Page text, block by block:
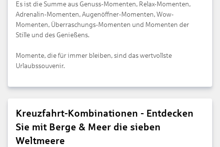
Es ist die Summe aus Genuss-Momenten, Relax-Momenten,
Adrenalin-Momenten, Augenöffner-Momenten, Wow-
Momenten, Überraschungs-Momenten und Momenten der
Stille und des Genießens.
Momente, die für immer bleiben, sind das wertvollste
Urlaubssouvenir.
Kreuzfahrt-Kombinationen - Entdecken
Sie mit Berge & Meer die sieben
Weltmeere